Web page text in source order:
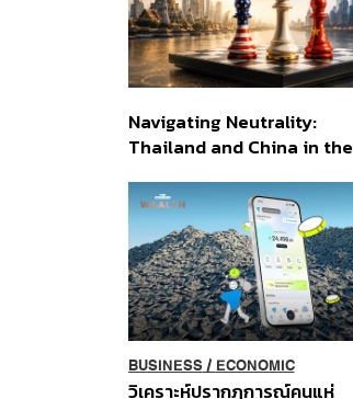
Navigating Neutrality:
Thailand and China in the
Order
BUSINESS/ ECONOMIC
วิเคราะห์ปรากฏการณ์คนแห่